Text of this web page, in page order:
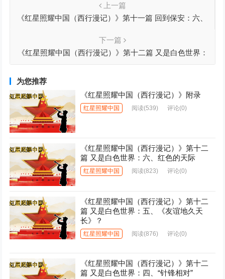
上一篇
《红星照耀中国（西行漫记）》第十一篇 回到保安：六、
下一篇
《红星照耀中国（西行漫记）》第十二篇 又是白色世界：
为您推荐
《红星照耀中国（西行漫记）》附录
红星照耀中国 阅读(539) 评论(0)
《红星照耀中国（西行漫记）》第十二
篇 又是白色世界：六、红色的天际
红星照耀中国 阅读(823) 评论(0)
《红星照耀中国（西行漫记）》第十二
篇 又是白色世界：五、《友谊地久天
长》？
红星照耀中国 阅读(876) 评论(0)
《红星照耀中国（西行漫记）》第十二
篇 又是白色世界：四、“针锋相对”